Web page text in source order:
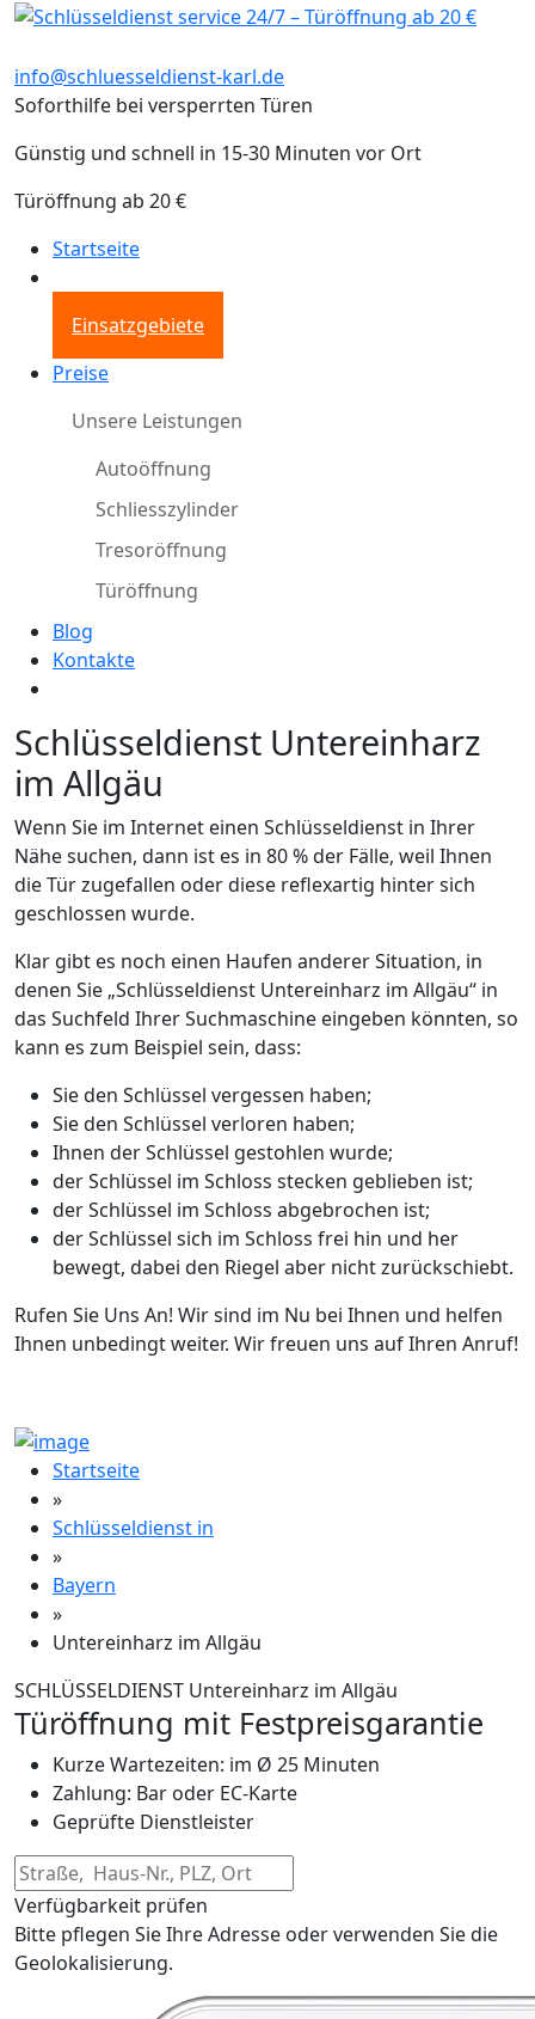
info@schluesseldienst-karl.de
Soforthilfe bei versperrten Türen
Günstig und schnell in 15-30 Minuten vor Ort
Türöffnung ab 20 €
Startseite
Einsatzgebiete
Preise
Unsere Leistungen
Autoöffnung
Schliesszylinder
Tresoröffnung
Türöffnung
Blog
Kontakte
Schlüsseldienst Untereinharz
im Allgäu
Wenn Sie im Internet einen Schlüsseldienst in Ihrer
Nähe suchen, dann ist es in 80 % der Fälle, weil Ihnen
die Tür zugefallen oder diese reflexartig hinter sich
geschlossen wurde.
Klar gibt es noch einen Haufen anderer Situation, in
denen Sie „Schlüsseldienst Untereinharz im Allgäu“ in
das Suchfeld Ihrer Suchmaschine eingeben könnten, so
kann es zum Beispiel sein, dass:
Sie den Schlüssel vergessen haben;
Sie den Schlüssel verloren haben;
Ihnen der Schlüssel gestohlen wurde;
der Schlüssel im Schloss stecken geblieben ist;
der Schlüssel im Schloss abgebrochen ist;
der Schlüssel sich im Schloss frei hin und her
bewegt, dabei den Riegel aber nicht zurückschiebt.
Rufen Sie Uns An! Wir sind im Nu bei Ihnen und helfen
Ihnen unbedingt weiter. Wir freuen uns auf Ihren Anruf!
Startseite
»
Schlüsseldienst in
»
Bayern
»
Untereinharz im Allgäu
SCHLÜSSELDIENST Untereinharz im Allgäu
Türöffnung mit Festpreisgarantie
Kurze Wartezeiten: im Ø 25 Minuten
Zahlung: Bar oder EC-Karte
Geprüfte Dienstleister
Verfügbarkeit prüfen
Bitte pflegen Sie Ihre Adresse oder verwenden Sie die
Geolokalisierung.